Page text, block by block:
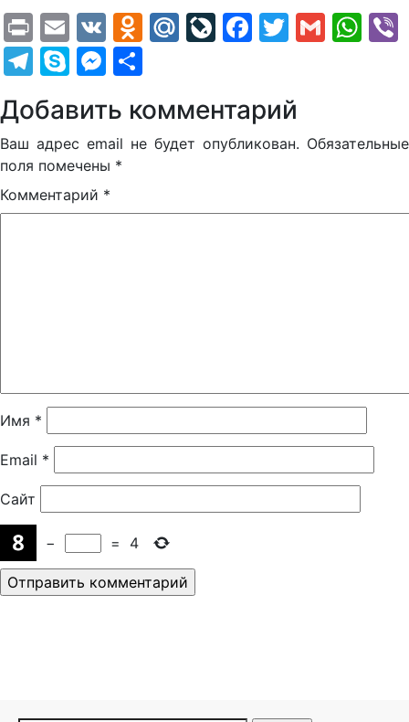
PrintEmail
VK Odnoklassniki
Mail.Ru
LiveJournal
Facebook
Twitter
Gmail
Telegram
SkypeMessenger
Добавить комментарий
Ваш адрес email не будет опубликован. Обязательные
поля помечены *
Комментарий *
Имя *
Email *
Сайт
− = 4